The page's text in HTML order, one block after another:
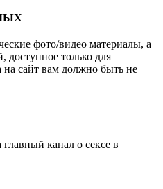
фото/видео материалы, а
доступное только для
сайт вам должно быть не
канал о сексе в